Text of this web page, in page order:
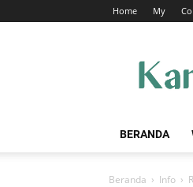
Home My
BERANDA
Beranda › Info ›